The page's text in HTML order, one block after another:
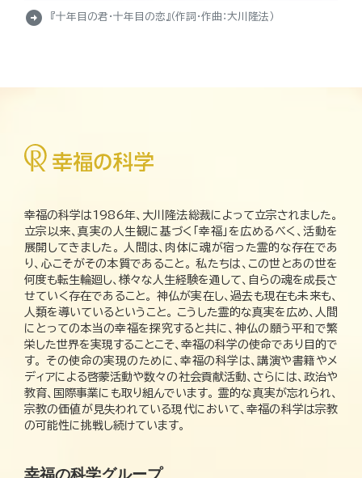
arrow_circle_right 『十年目の君・十年目の恋』（作詞・作曲：大川隆法）
幸福の科学は1986年、大川隆法総裁によって立宗されました。
立宗以来、真実の人生観に基づく「幸福」を広めるべく、活動を
展開してきました。 人間は、肉体に魂が宿った霊的な存在であ
り、心こそがその本質であること。 私たちは、この世とあの世を
何度も転生輪廻し、様々な人生経験を通して、自らの魂を成長さ
せていく存在であること。 神仏が実在し、過去も現在も未来も、
人類を導いているということ。 こうした霊的な真実を広め、人間
にとっての本当の幸福を探究すると共に、神仏の願う平和で繁
栄した世界を実現することこそ、幸福の科学の使命であり目的で
す。 その使命の実現のために、幸福の科学は、講演や書籍やメ
ディアによる啓蒙活動や数々の社会貢献活動、さらには、政治や
教育、国際事業にも取り組んでいます。 霊的な真実が忘れられ、
宗教の価値が見失われている現代において、幸福の科学は宗教
の可能性に挑戦し続けています。
幸福の科学グループ